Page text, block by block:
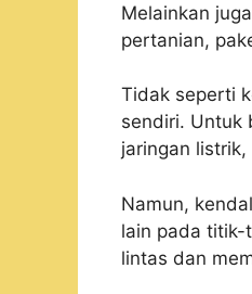
Melainkan
pertanian,
Tidak seperti
sendiri. Untuk
jaringan
Namun,
lain pada titik-
lintas dan